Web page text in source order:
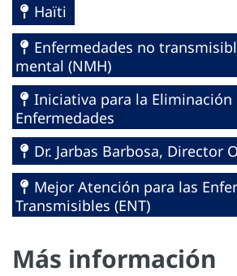
Haïti
Enfermedades no
mental (NMH)
Iniciativa para la Eliminación
Enfermedades
Dr. Jarbas Barbosa, Director
Mejor Atención para las
Transmisibles (ENT)
Más información